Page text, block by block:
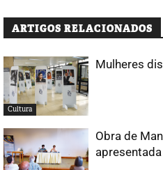
ARTIGOS RELACIONADOS
Cultura
Mulheres
Obra de